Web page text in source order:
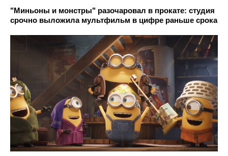
"Миньоны и монстры" разочаровал в прокате: студия
срочно выложила мультфильм в цифре раньше срока